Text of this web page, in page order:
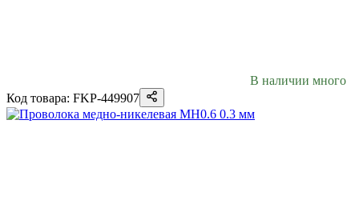
В наличии много
Код товара: FKP-449907